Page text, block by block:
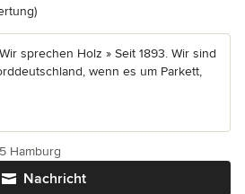
5 von 5 Sternen
sprechen Holz » Seit 1893. Wir sind
wenn es um Parkett,
Nachricht
Hamburg